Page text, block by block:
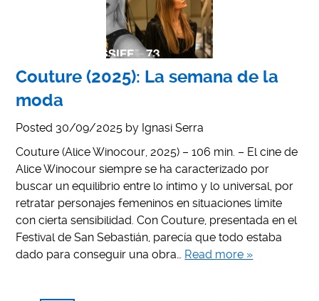
Couture (2025): La semana de la
moda
Posted 30/09/2025 by Ignasi Serra
Couture (Alice Winocour, 2025) – 106 min. – El cine de
Alice Winocour siempre se ha caracterizado por
buscar un equilibrio entre lo íntimo y lo universal, por
retratar personajes femeninos en situaciones límite
con cierta sensibilidad. Con Couture, presentada en el
Festival de San Sebastián, parecía que todo estaba
dado para conseguir una obra… Read more »